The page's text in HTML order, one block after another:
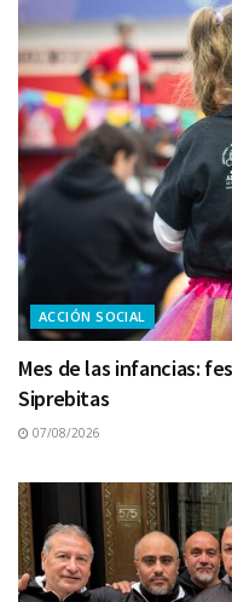
ACCIÓN SOCIAL
Mes de las infancias:
Siprebitas
07/08/2026